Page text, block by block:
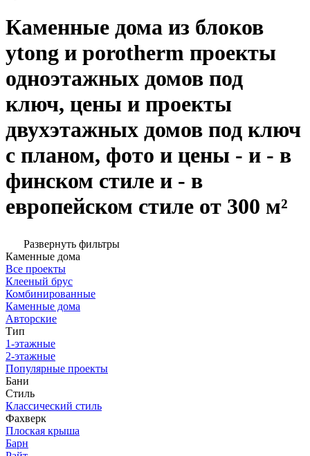
Каменные дома из блоков
ytong и porotherm проекты
одноэтажных домов под
ключ, цены и проекты
двухэтажных домов под ключ
с планом, фото и цены - и - в
финском стиле и - в
европейском стиле от 300 м²
Развернуть фильтры
Каменные дома
Все проекты
Клееный брус
Комбинированные
Каменные дома
Авторские
Тип
1-этажные
2-этажные
Популярные проекты
Бани
Стиль
Классический стиль
Фахверк
Плоская крыша
Барн